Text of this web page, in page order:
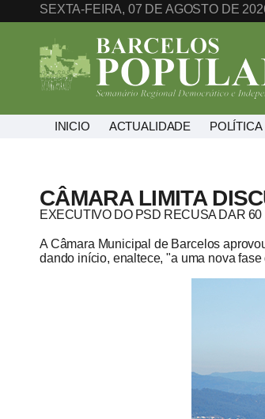
SEXTA-FEIRA, 07 DE AGOSTO DE
INICIO ACTUALIDADE POLÍTICA
CÂMARA LIMITA
EXECUTIVO DO PSD RECUSA DAR
A Câmara Municipal de Barcelos
dando início, enaltece, "a uma nova